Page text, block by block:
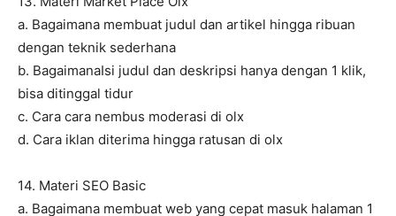
a. Bagaimana membuat judul dan artikel hingga ribuan
dengan teknik sederhana
b. BagaimanaIsi judul dan deskripsi hanya dengan 1 klik,
bisa ditinggal tidur
c. Cara cara nembus moderasi di olx
d. Cara iklan diterima hingga ratusan di olx
14. Materi SEO Basic
a. Bagaimana membuat web yang cepat masuk halaman 1